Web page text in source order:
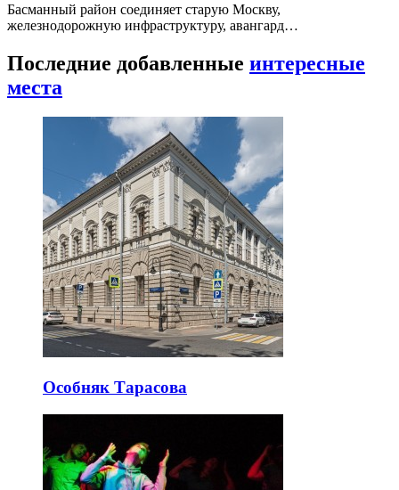
Басманный район соединяет старую Москву,
железнодорожную инфраструктуру, авангард…
Последние добавленные интересные
места
Особняк Тарасова